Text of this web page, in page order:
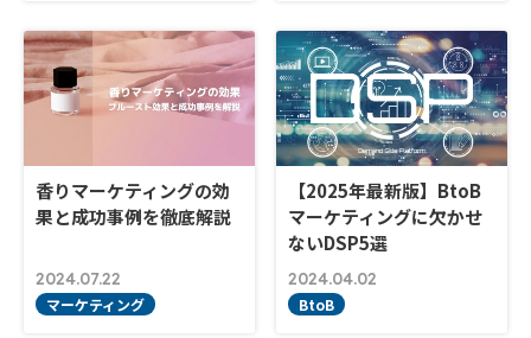
香りマーケティングの効
果と成功事例を徹底解説
2024.07.22
マーケティング
【2025年最新版】BtoB
マーケティングに欠かせ
ないDSP5選
2024.04.02
BtoB